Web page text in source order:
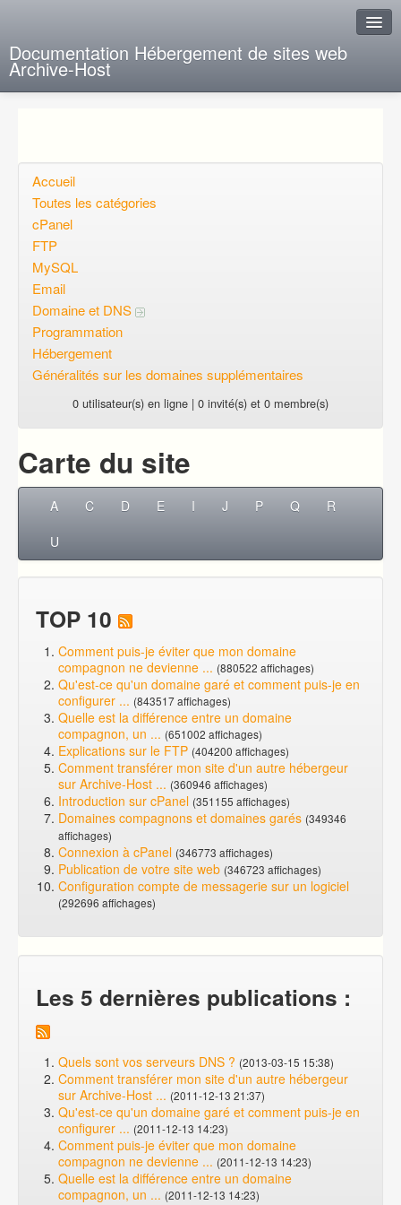
Documentation Hébergement de sites web
Archive-Host
Questions ouvertes
Voulez-vous vous inscrire?
Connexion
Accueil
Toutes les catégories
cPanel
FTP
MySQL
Email
Domaine et DNS
Programmation
Hébergement
Généralités sur les domaines supplémentaires
0 utilisateur(s) en ligne | 0 invité(s) et 0 membre(s)
Carte du site
A C D E I J P Q
R
U
TOP 10
Comment puis-je éviter que mon domaine
compagnon ne devienne ... (880522 affichages)
Qu'est-ce qu'un domaine garé et comment puis-je en
configurer ... (843517 affichages)
Quelle est la différence entre un domaine
compagnon, un ... (651002 affichages)
Explications sur le FTP (404200 affichages)
Comment transférer mon site d'un autre hébergeur
sur Archive-Host ... (360946 affichages)
Introduction sur cPanel (351155 affichages)
Domaines compagnons et domaines garés (349346
affichages)
Connexion à cPanel (346773 affichages)
Publication de votre site web (346723 affichages)
Configuration compte de messagerie sur un logiciel
(292696 affichages)
Les 5 dernières publications :
Quels sont vos serveurs DNS ? (2013-03-15 15:38)
Comment transférer mon site d'un autre hébergeur
sur Archive-Host ... (2011-12-13 21:37)
Qu'est-ce qu'un domaine garé et comment puis-je en
configurer ... (2011-12-13 14:23)
Comment puis-je éviter que mon domaine
compagnon ne devienne ... (2011-12-13 14:23)
Quelle est la différence entre un domaine
compagnon, un ... (2011-12-13 14:23)